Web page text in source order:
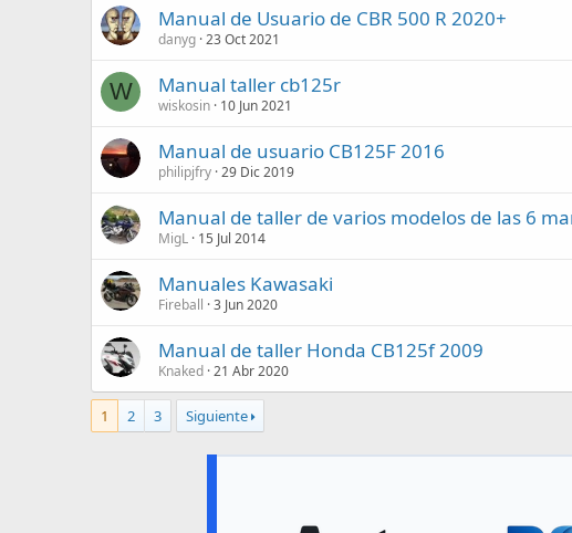
Manual de Usuario de CBR 500 R 2020+
danyg 23 Oct 2021
W Manual taller cb125r
wiskosin 10 Jun 2021
Manual de usuario CB125F 2016
philipjfry 29 Dic 2019
Manual de taller de varios modelos de las 6
MigL 15 Jul 2014
Manuales Kawasaki
Fireball 3 Jun 2020
Manual de taller Honda CB125f 2009
Knaked 21 Abr 2020
1 2 3 Siguiente